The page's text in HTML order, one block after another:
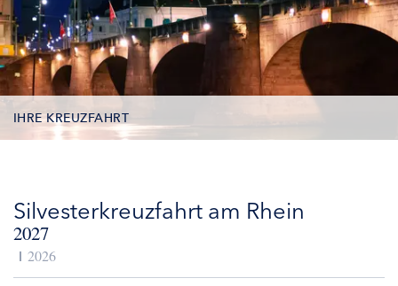
IHRE KREUZFAHRT
LEISTUNGEN
AUSFLÜGE
Silvesterkreuzfahrt am Rhein
2027
2026